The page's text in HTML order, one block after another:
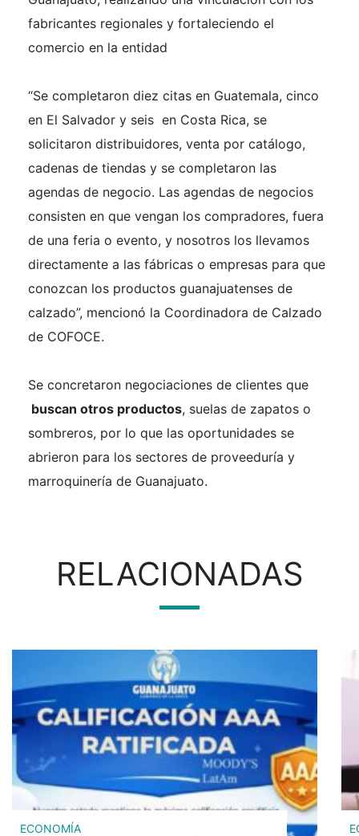
fabricantes regionales y fortaleciendo el
comercio en la entidad
“Se completaron diez citas en Guatemala, cinco
en El Salvador y seis en Costa Rica, se
solicitaron distribuidores, venta por catálogo,
cadenas de tiendas y se completaron las
agendas de negocio. Las agendas de negocios
consisten en que vengan los compradores, fuera
de una feria o evento, y nosotros los llevamos
directamente a las fábricas o empresas para que
conozcan los productos guanajuatenses de
calzado”, mencionó la Coordinadora de Calzado
de COFOCE.
Se concretaron negociaciones de clientes que
buscan otros productos, suelas de zapatos o
sombreros, por lo que las oportunidades se
abrieron para los sectores de proveeduría y
marroquinería de Guanajuato.
RELACIONADAS
ECONOMÍA